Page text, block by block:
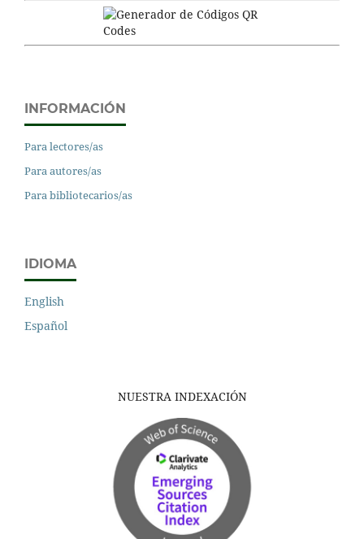
INFORMACIÓN
Para lectores/as
Para autores/as
Para bibliotecarios/as
IDIOMA
English
Español
NUESTRA INDEXACIÓN